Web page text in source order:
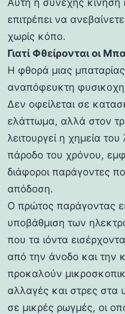
επιτρέπει να
χωρίς κόπο.
Γιατί Φθείρονται οι
Η φθορά μιας μπαταρίας
αναπόφευκτη
Δεν οφείλεται σε
ελάττωμα, αλλά στον
λειτουργεί η χημεία
πάροδο του χρόνου,
διάφοροι παράγοντες
απόδοση.
Ο πρώτος παράγοντας
υποβάθμιση των
που τα ιόντα
από την άνοδο και την
προκαλούν
αλλαγές και στρες στα
σε μικρές ρωγμές, οι